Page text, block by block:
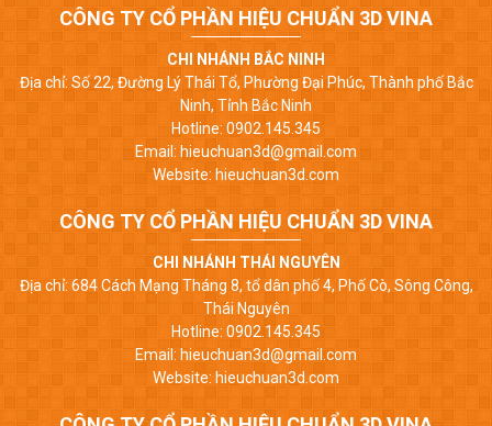
CÔNG TY CỔ PHẦN HIỆU CHUẨN 3D VINA
CHI NHÁNH BẮC NINH
Địa chỉ: Số 22, Đường Lý Thái Tổ, Phường Đại Phúc, Thành phố Bắc
Ninh, Tỉnh Bắc Ninh
Hotline: 0902.145.345
Email: hieuchuan3d@gmail.com
Website: hieuchuan3d.com
CÔNG TY CỔ PHẦN HIỆU CHUẨN 3D VINA
CHI NHÁNH THÁI NGUYÊN
Địa chỉ: 684 Cách Mạng Tháng 8, tổ dân phố 4, Phố Cò, Sông Công,
Thái Nguyên
Hotline: 0902.145.345
Email: hieuchuan3d@gmail.com
Website: hieuchuan3d.com